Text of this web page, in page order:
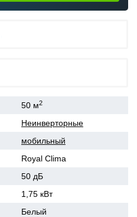
50 м2
Неинверторные
мобильный
Royal Clima
50 дБ
1,75 кВт
Белый